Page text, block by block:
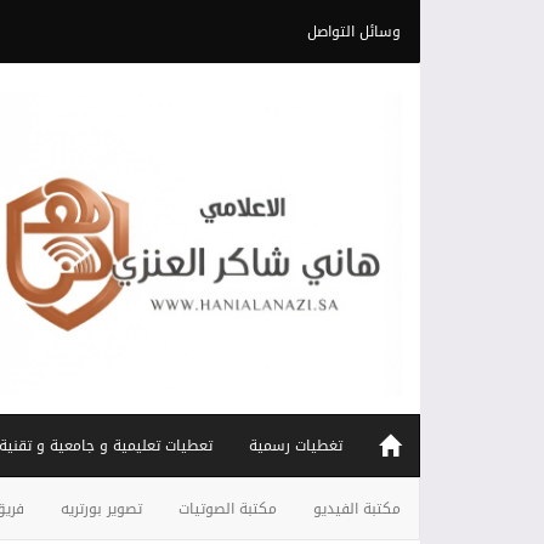
وسائل التواصل
تغطيات رسمية تعطيات تعليمية و جامعية و تقنية
مكتبة الفيديو مكتبة الصوتيات تصوير بورتريه